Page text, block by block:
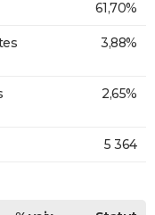
61,70%
3,88%
2,65%
5 364